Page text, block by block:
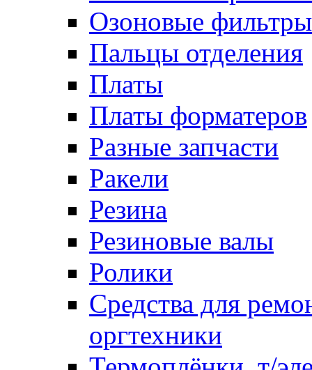
Озоновые фильтры
Пальцы отделения
Платы
Платы форматеров
Разные запчасти
Ракели
Резина
Резиновые валы
Ролики
Средства для
оргтехники